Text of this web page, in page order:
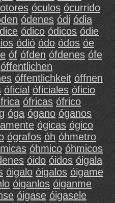
óculos ócurrido
ódenes ódi ódia
ódico ódicos ódie
ódió ódo ódos óe
óf ófden ófdenes ófe
óffentlichen
óffentlichkeit óffnen
óficial óficiales óficio
ófricas ófrico
óga ógano óganos
ógicas ógico
ógrafos óh óhmetro
óhmico óhmicos
óido óidos óigala
óigalo óigalos óigame
óiganlos óiganme
óigase óigasele